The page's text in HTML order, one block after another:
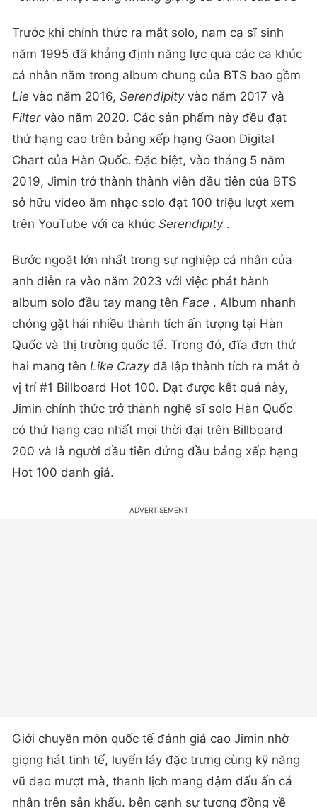
Trước khi chính thức ra mắt solo, nam ca sĩ sinh
năm 1995 đã khẳng định năng lực qua các ca khúc
cá nhân nằm trong album chung của BTS bao gồm
Lie vào năm 2016, Serendipity vào năm 2017 và
Filter vào năm 2020. Các sản phẩm này đều đạt
thứ hạng cao trên bảng xếp hạng Gaon Digital
Chart của Hàn Quốc. Đặc biệt, vào tháng 5 năm
2019, Jimin trở thành thành viên đầu tiên của BTS
sở hữu video âm nhạc solo đạt 100 triệu lượt xem
trên YouTube với ca khúc Serendipity .
Bước ngoặt lớn nhất trong sự nghiệp cá nhân của
anh diễn ra vào năm 2023 với việc phát hành
album solo đầu tay mang tên Face . Album nhanh
chóng gặt hái nhiều thành tích ấn tượng tại Hàn
Quốc và thị trường quốc tế. Trong đó, đĩa đơn thứ
hai mang tên Like Crazy đã lập thành tích ra mắt ở
vị trí #1 Billboard Hot 100. Đạt được kết quả này,
Jimin chính thức trở thành nghệ sĩ solo Hàn Quốc
có thứ hạng cao nhất mọi thời đại trên Billboard
200 và là người đầu tiên đứng đầu bảng xếp hạng
Hot 100 danh giá.
Giới chuyên môn quốc tế đánh giá cao Jimin nhờ
giọng hát tinh tế, luyến láy đặc trưng cùng kỹ năng
vũ đạo mượt mà, thanh lịch mang đậm dấu ấn cá
nhân trên sân khấu. bên cạnh sự tương đồng về